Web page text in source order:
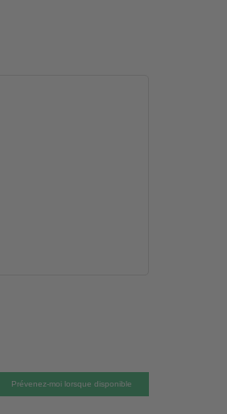
Prévenez-moi lorsque disponible